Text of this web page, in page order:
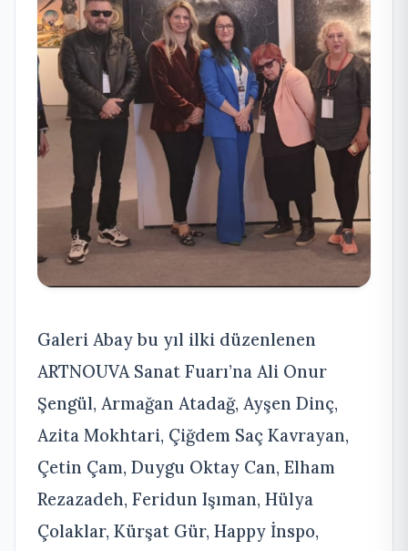
Galeri Abay bu yıl ilki düzenlenen
ARTNOUVA Sanat Fuarı’na Ali Onur
Şengül, Armağan Atadağ, Ayşen Dinç,
Azita Mokhtari, Çiğdem Saç Kavrayan,
Çetin Çam, Duygu Oktay Can, Elham
Rezazadeh, Feridun Işıman, Hülya
Çolaklar, Kürşat Gür, Happy İnspo,